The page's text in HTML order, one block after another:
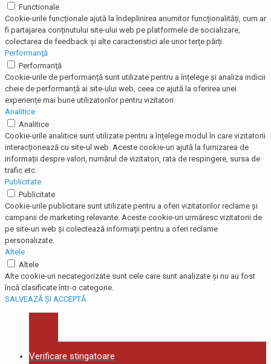
Functionale
Cookie-urile funcționale ajută la îndeplinirea anumitor funcționalități, cum ar
fi partajarea conținutului site-ului web pe platformele de socializare,
colectarea de feedback și alte caracteristici ale unor terțe părți.
Performanţă
Performanţă
Cookie-urile de performanță sunt utilizate pentru a înțelege și analiza indicii
cheie de performanță ai site-ului web, ceea ce ajută la oferirea unei
experiențe mai bune utilizatorilor pentru vizitatori.
Analitice
Analitice
Cookie-urile analitice sunt utilizate pentru a înțelege modul în care vizitatorii
interacționează cu site-ul web. Aceste cookie-uri ajută la furnizarea de
informații despre valori, numărul de vizitatori, rata de respingere, sursa de
trafic etc.
Publicitate
Publicitate
Cookie-urile publicitare sunt utilizate pentru a oferi vizitatorilor reclame și
campanii de marketing relevante. Aceste cookie-uri urmăresc vizitatorii de
pe site-uri web și colectează informații pentru a oferi reclame
personalizate.
Altele
Altele
Alte cookie-uri necategorizate sunt cele care sunt analizate și nu au fost
încă clasificate într-o categorie.
SALVEAZĂ ȘI ACCEPTĂ
Verificare stingatoare